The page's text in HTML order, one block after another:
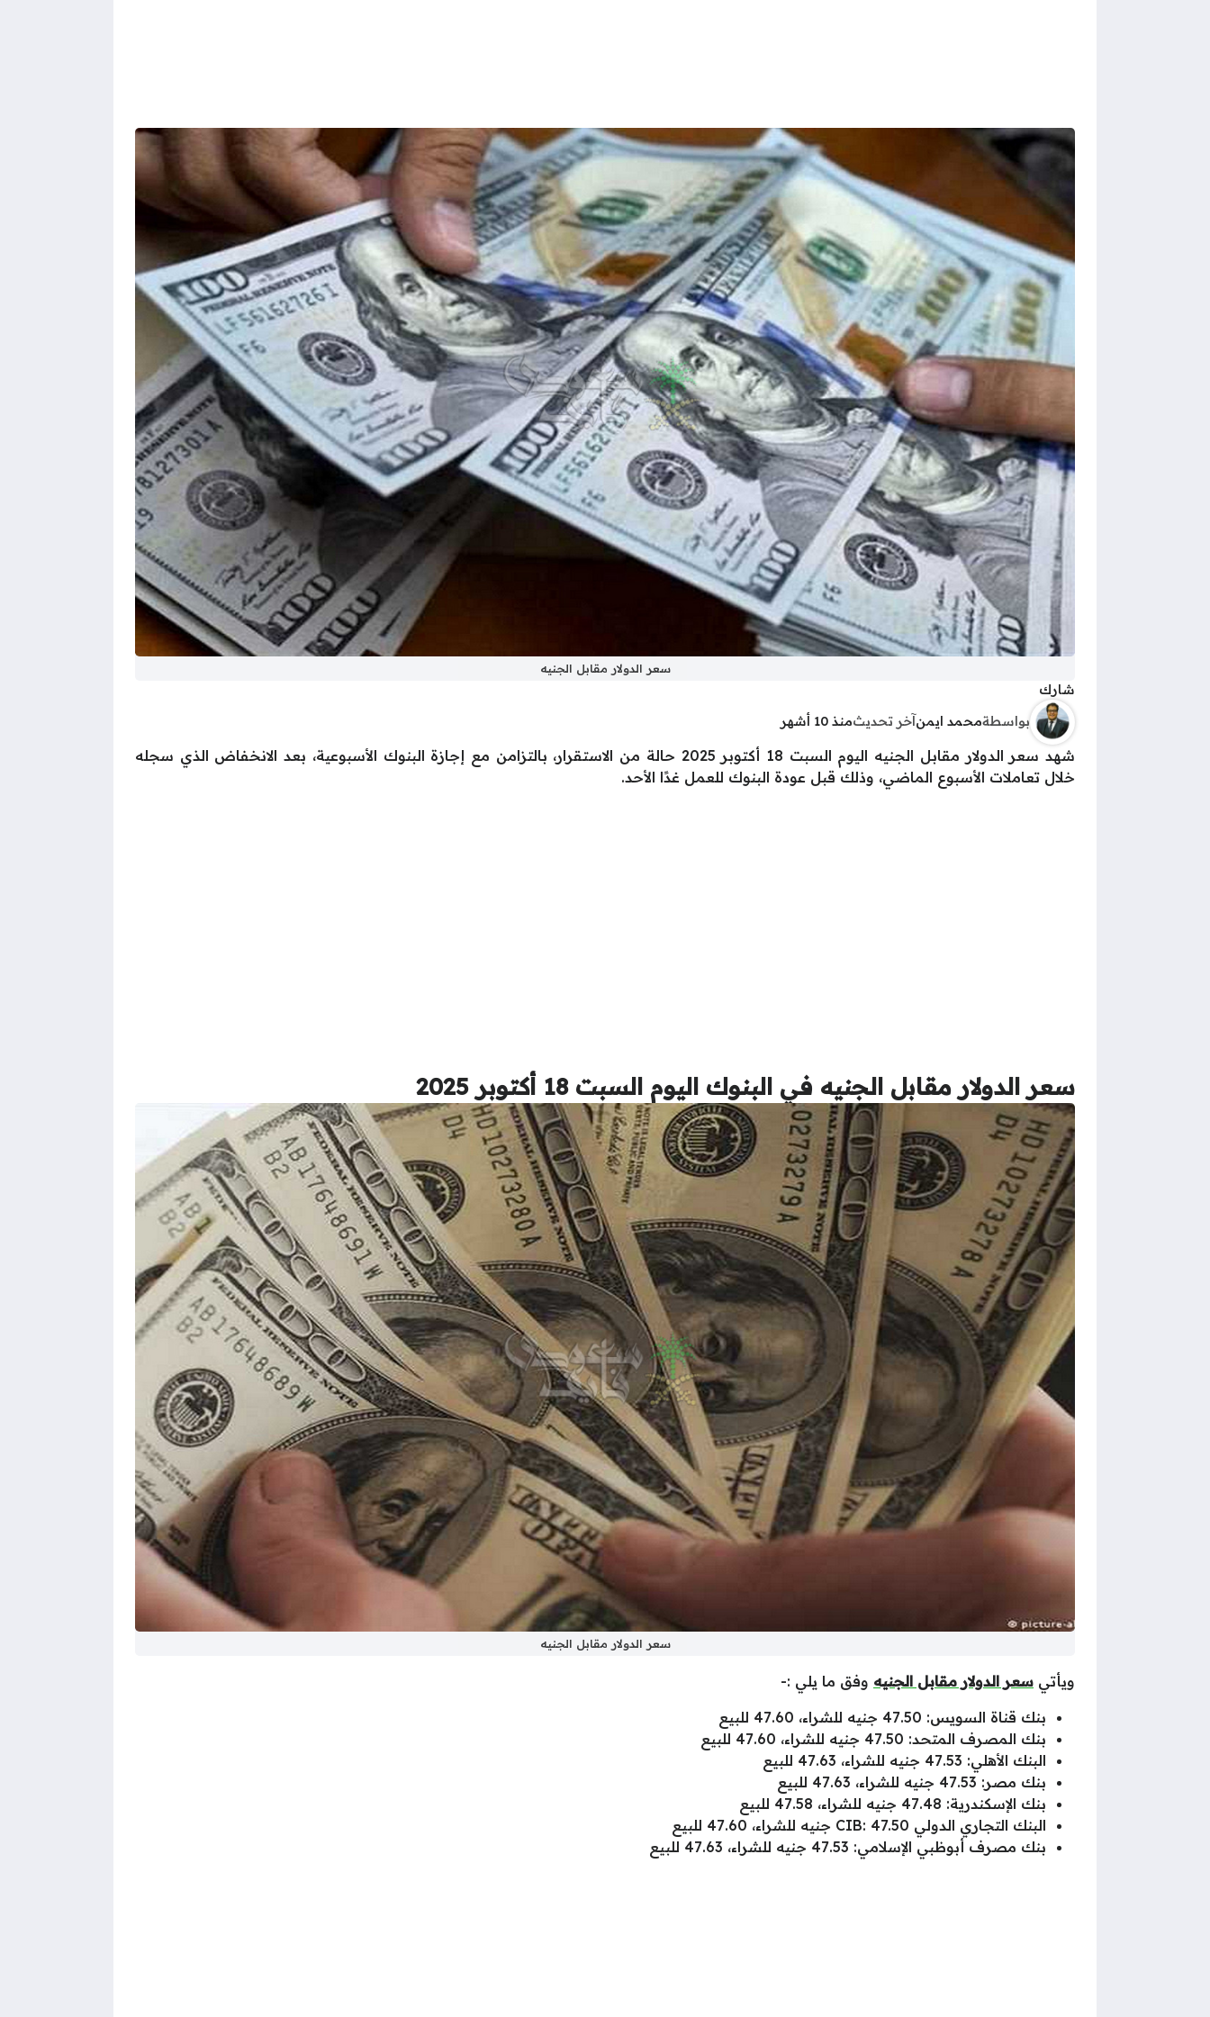
سعر الدولار مقابل الجنيه
شارك
بواسطةمحمد ايمن آخر تحديثمنذ 10 أشهر
شهد سعر الدولار مقابل الجنيه اليوم السبت 18 أكتوبر 2025 حالة من الاستقرار، بالتزامن مع إجازة البنوك الأسبوعية، بعد الانخفاض الذي سجله
خلال تعاملات الأسبوع الماضي، وذلك قبل عودة البنوك للعمل غدًا الأحد.
سعر الدولار مقابل الجنيه في البنوك اليوم السبت 18 أكتوبر 2025
سعر الدولار مقابل الجنيه
ويأتي سعر الدولار مقابل الجنيه وفق ما يلي :-
بنك قناة السويس: 47.50 جنيه للشراء، 47.60 للبيع
بنك المصرف المتحد: 47.50 جنيه للشراء، 47.60 للبيع
البنك الأهلي: 47.53 جنيه للشراء، 47.63 للبيع
بنك مصر: 47.53 جنيه للشراء، 47.63 للبيع
بنك الإسكندرية: 47.48 جنيه للشراء، 47.58 للبيع
البنك التجاري الدولي CIB: 47.50 جنيه للشراء، 47.60 للبيع
بنك مصرف أبوظبي الإسلامي: 47.53 جنيه للشراء، 47.63 للبيع